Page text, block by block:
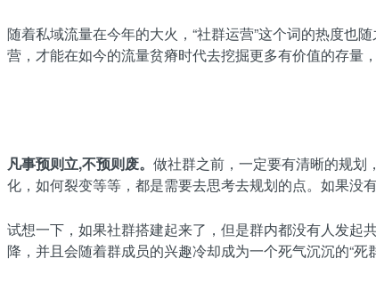
随着私域流量在今年的大火，“社群运营”这个词的热度也
营，才能在如今的流量贫瘠时代去挖掘更多有价值的存量
凡事预则立,不预则废。 做社群之前，一定要有清晰的规划
化，如何裂变等等，都是需要去思考去规划的点。如果没
试想一下，如果社群搭建起来了，但是群内都没有人发起
降，并且会随着群成员的兴趣冷却成为一个死气沉沉的“死群